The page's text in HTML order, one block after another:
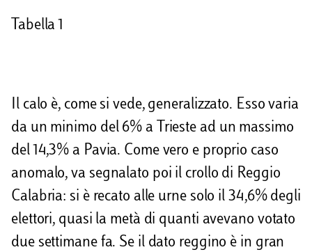
Tabella 1
Il calo è, come si vede, generalizzato. Esso varia
da un minimo del 6% a Trieste ad un massimo
del 14,3% a Pavia. Come vero e proprio caso
anomalo, va segnalato poi il crollo di Reggio
Calabria: si è recato alle urne solo il 34,6% degli
elettori, quasi la metà di quanti avevano votato
due settimane fa. Se il dato reggino è in gran